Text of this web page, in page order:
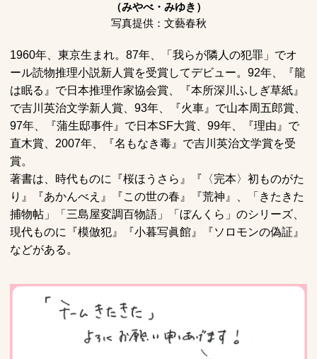
（みやべ・みゆき）
写真提供：文藝春秋
1960年、東京生まれ。87年、「我らが隣人の犯罪」でオ
ール読物推理小説新人賞を受賞してデビュー。92年、『龍
は眠る』で日本推理作家協会賞、『本所深川ふしぎ草紙』
で吉川英治文学新人賞、93年、『火車』で山本周五郎賞、
97年、『蒲生邸事件』で日本SF大賞、99年、『理由』で
直木賞、2007年、『名もなき毒』で吉川英治文学賞を受
賞。
著書は、時代ものに『桜ほうさら』『〈完本〉初ものがた
り』『あかんべえ』『この世の春』『荒神』、「きたきた
捕物帖」「三島屋変調百物語」「ぼんくら」のシリーズ、
現代ものに『模倣犯』『小暮写眞館』『ソロモンの偽証』
などがある。